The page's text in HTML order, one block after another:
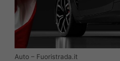
Auto – Fuoristrada.it